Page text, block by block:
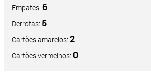
Empates: 6
Derrotas: 5
Cartões amarelos: 2
Cartões vermelhos: 0